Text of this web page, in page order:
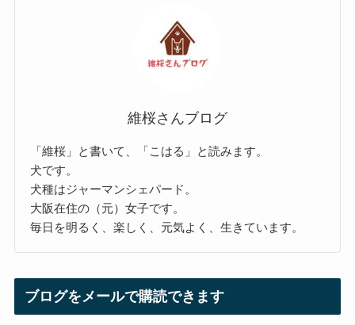
維桜さんブログ
「維桜」と書いて、「こはる」と読みます。
犬です。
犬種はジャーマンシェパード。
大阪在住の（元）女子です。
毎日を明るく、楽しく、元気よく、生きています。
ブログをメールで購読できます